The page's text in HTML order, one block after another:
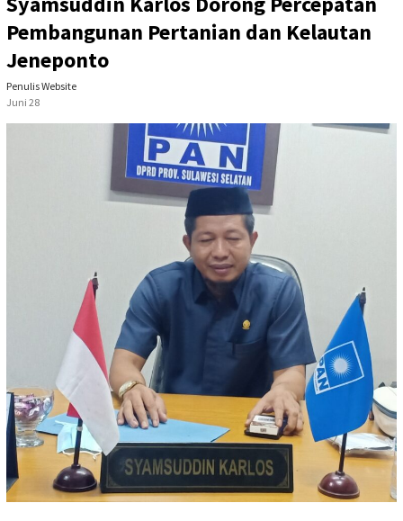
Pembangunan Pertanian dan Kelautan
Jeneponto
Penulis Website
Juni 28